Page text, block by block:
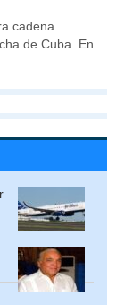
cadena
de Cuba. En